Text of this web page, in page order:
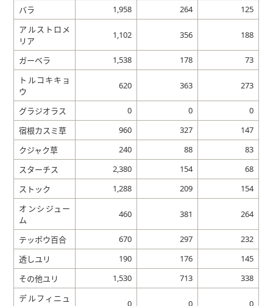
バラ 1,958 264
125
アルストロメ
リア
1,102 356 188
ガーベラ 1,538 178
73
トルコキキョ
ウ
620 363 273
グラジオラス 0 0
0
宿根カスミ草
960 327
147
クジャク草
240 88
83
スターチス
2,380 154
68
ストック
1,288 209
154
オンシジュー
ム
460 381 264
テッポウ百合 670 297
232
透しユリ
190 176
145
その他ユリ
1,530 713
338
デルフィニュ
0 0 0